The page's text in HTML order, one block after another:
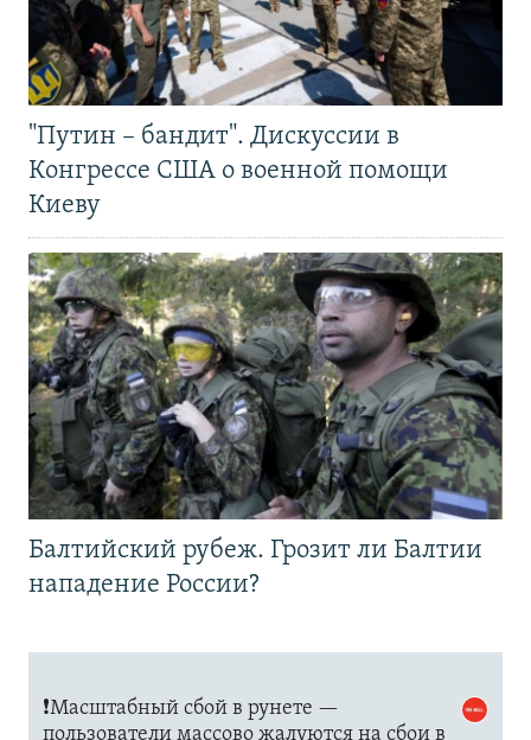
"Путин – бандит". Дискуссии в
Конгрессе США о военной помощи
Киеву
Балтийский рубеж. Грозит ли Балтии
нападение России?